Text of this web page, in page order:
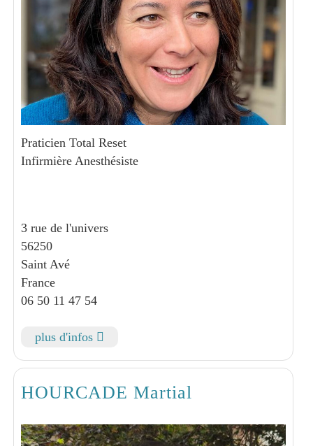
Praticien Total Reset
Infirmière Anesthésiste
3 rue de l'univers
56250
Saint Avé
France
06 50 11 47 54
plus d'infos
HOURCADE Martial